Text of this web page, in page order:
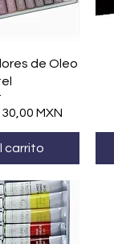
de Oleo
de oferta
MXN
carrito